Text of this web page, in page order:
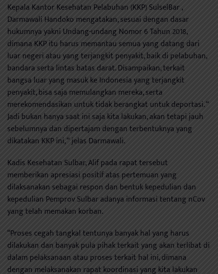
Kepala Kantor Kesehatan Pelabuhan (KKP) SulselBar ,
Darmawali Handoko mengatakan, sesuai dengan dasar
hukumnya yakni Undang-undang Nomor 6 Tahun 2018,
dimana KKP itu harus memantau semua yang datang dari
luar negeri atau yang terjangkit penyakit, baik di pelabuhan,
bandara serta lintas batas darat. Disampaikan, terkait
bangsa luar yang masuk ke Indonesia yang terjangkit
penyakit, bisa saja memulangkan mereka, serta
merekomendasikan untuk tidak berangkat untuk deportasi. “
Jadi bukan hanya saat ini saja kita lakukan, akan tetapi jauh
sebelumnya dan dipertajam dengan terbentuknya yang
dikatakan KKP ini, “ jelas Darmawali.
Kadis Kesehatan Sulbar, Alif pada rapat tersebut
memberikan apresiasi positif atas pertemuan yang
dilaksanakan sebagai respon dan bentuk kepedulian dan
kepedulian Pemprov Sulbar adanya informasi tentang nCov
yang telah memakan korban.
“Proses cegah tangkal tentunya banyak hal yang harus
dilakukan dan banyak pula pihak terkait yang akan terlibat di
dalam pelaksanaan atau proses terkait hal ini, dimana
dengan melaksanakan rapat koordinasi yang kita lakukan